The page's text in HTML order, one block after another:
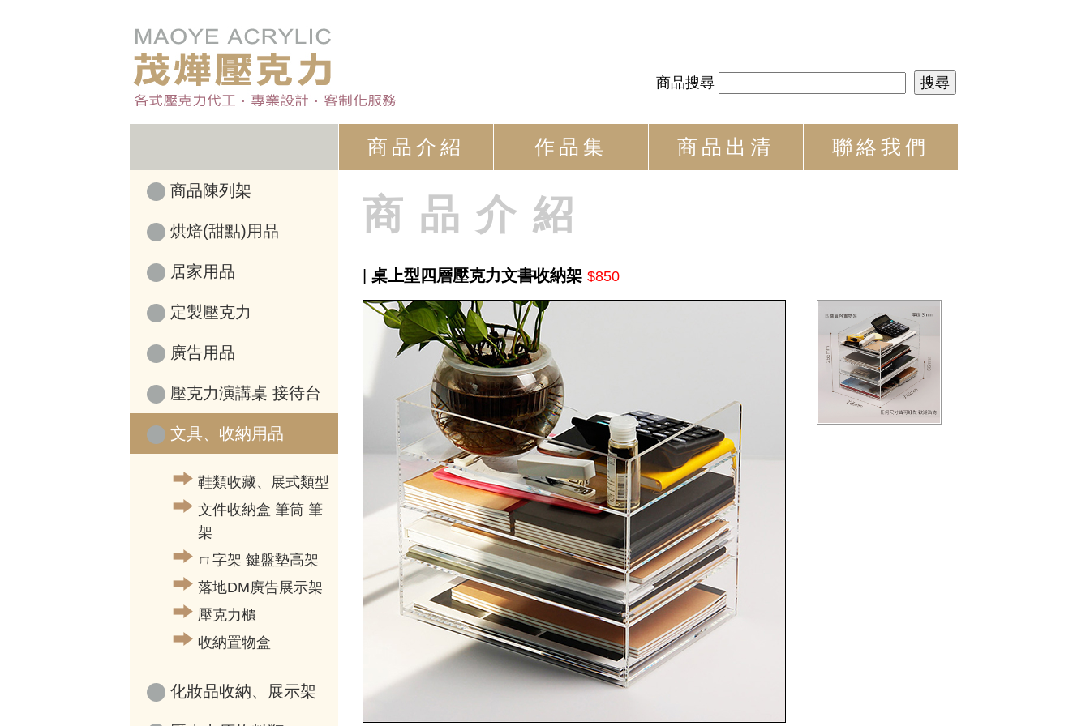
商品搜尋
商品介紹 作品集 商品出清 聯絡我們
商品陳列架
烘焙(甜點)用品
居家用品
定製壓克力
廣告用品
壓克力演講桌 接待台
文具、收納用品
鞋類收藏、展式類型
文件收納盒 筆筒 筆
架
ㄇ字架 鍵盤墊高架
落地DM廣告展示架
壓克力櫃
收納置物盒
化妝品收納、展示架
商品介紹
桌上型四層壓克力文書收納架 $850